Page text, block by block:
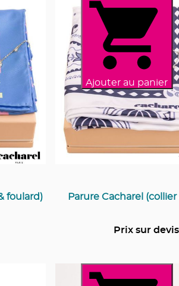
foulard)
Ajouter au panier
Parure Cacharel
Prix sur devis